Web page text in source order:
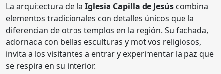
La arquitectura de la Iglesia Capilla de Jesús combina
elementos tradicionales con detalles únicos que la
diferencian de otros templos en la región. Su fachada,
adornada con bellas esculturas y motivos religiosos,
invita a los visitantes a entrar y experimentar la paz que
se respira en su interior.